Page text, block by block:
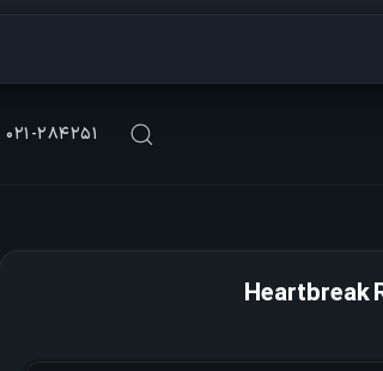
۰۲۱-۲۸۴۲۵۱